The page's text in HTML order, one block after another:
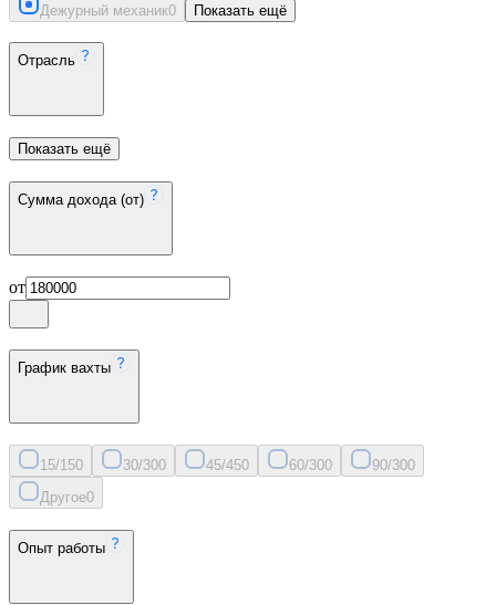
Дежурный механик0 Показать ещё
Отрасль
Показать ещё
Сумма дохода (от)
от
График вахты
15/150 30/300 45/450 60/300 90/300
Другое0
Опыт работы